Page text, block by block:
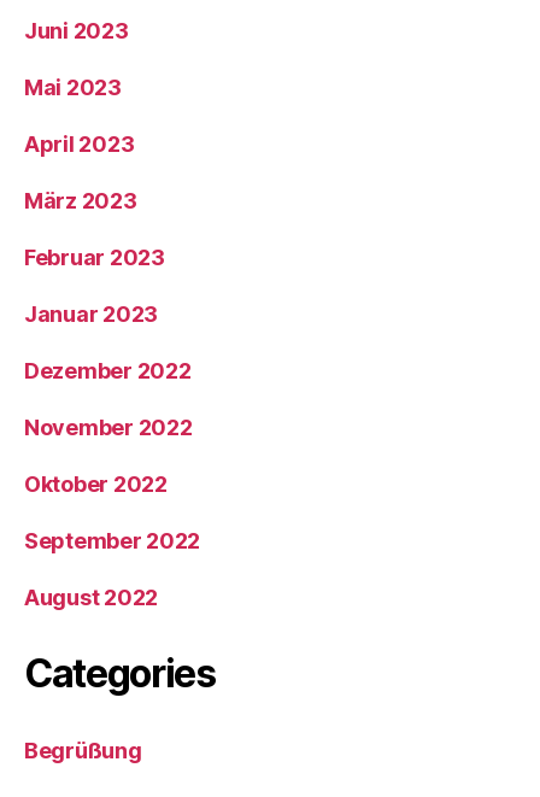
Juni 2023
Mai 2023
April 2023
März 2023
Februar 2023
Januar 2023
Dezember 2022
November 2022
Oktober 2022
September 2022
August 2022
Categories
Begrüßung